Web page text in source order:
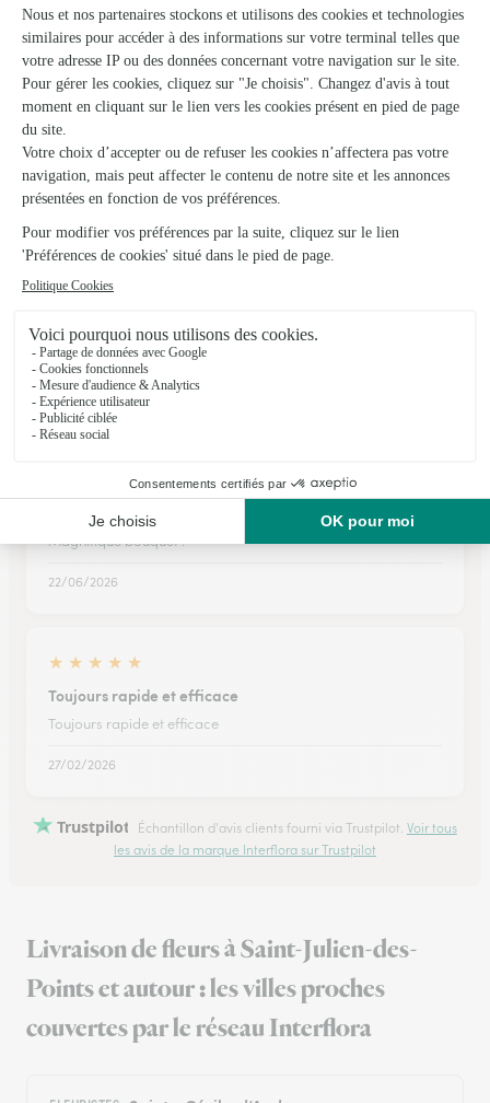
★ ★ ★
Parfait livraison le jour même
Parfait livraison le jour même
16/03/2026
★ ★ ★ ★ ★
Écrire le message sur la carte n’était…
Écrire le message sur la carte n’était pas simple. N’accepte
Sinon, c’est une excellente expérience.
27/05/2026
Livraison correspondant à la demande.
Livraison correspondant à la demande. En temps et en heure.
Magnifique bouquet !
22/06/2026
★ ★ ★ ★ ★
Toujours rapide et efficace
Toujours rapide et efficace
27/02/2026
Trustpilot Échantillon d'avis clients fourni via Trustpilot. Voir tous
les avis de la marque Interflora sur Trustpilot
Livraison de fleurs à Saint-Julien-des-
Points et autour : les villes proches
couvertes par le réseau Interflora